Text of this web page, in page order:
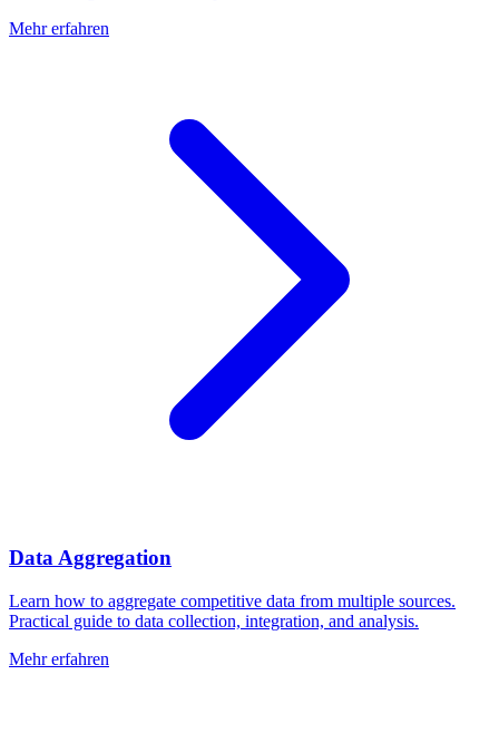
Mehr erfahren
Data Aggregation
Learn how to aggregate competitive data from multiple sources.
Practical guide to data collection, integration, and analysis.
Mehr erfahren